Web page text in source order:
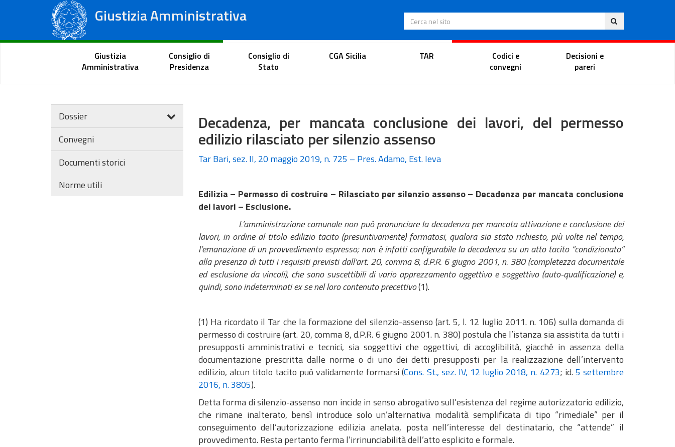
Giustizia Amministrativa
Tribunali Amministrativi Regionali
Ita
Cerca nel sito
Portale del cittadino Portale dell'avvocato Portale del magistrato
Giustizia
Amministrativa
Consiglio di
Presidenza
Consiglio di
Stato
CGA Sicilia TAR
Codici e
convegni
Decisioni e
pareri
Dossier
Convegni
Documenti storici
Norme utili
Decadenza, per mancata conclusione dei lavori, del permesso
edilizio rilasciato per silenzio assenso
Tar Bari, sez. II, 20 maggio 2019, n. 725 – Pres. Adamo, Est. Ieva
Edilizia – Permesso di costruire – Rilasciato per silenzio assenso – Decadenza per mancata conclusione
dei lavori – Esclusione.
L’amministrazione comunale non può pronunciare la decadenza per mancata attivazione e conclusione dei
lavori, in ordine al titolo edilizio tacito (presuntivamente) formatosi, qualora sia stato richiesto, più volte nel tempo,
l’emanazione di un provvedimento espresso; non è infatti configurabile la decadenza su un atto tacito “condizionato”
alla presenza di tutti i requisiti previsti dall’art. 20, comma 8, d.P.R. 6 giugno 2001, n. 380 (completezza documentale
ed esclusione da vincoli), che sono suscettibili di vario apprezzamento oggettivo e soggettivo (auto-qualificazione) e,
quindi, sono indeterminati ex se nel loro contenuto precettivo(1).
(1) Ha ricordato il Tar che la formazione del silenzio-assenso (art. 5, l. 12 luglio 2011. n. 106) sulla domanda di
permesso di costruire (art. 20, comma 8, d.P.R. 6 giugno 2001. n. 380) postula che l’istanza sia assistita da tutti i
presupposti amministrativi e tecnici, sia soggettivi che oggettivi, di accoglibilità, giacché in assenza della
documentazione prescritta dalle norme o di uno dei detti presupposti per la realizzazione dell’intervento
edilizio, alcun titolo tacito può validamente formarsi (Cons. St., sez. IV, 12 luglio 2018, n. 4273; id. 5 settembre
2016, n. 3805).
Detta forma di silenzio-assenso non incide in senso abrogativo sull’esistenza del regime autorizzatorio edilizio,
che rimane inalterato, bensì introduce solo un’alternativa modalità semplificata di tipo “rimediale” per il
conseguimento dell’autorizzazione edilizia anelata, posta nell’interesse del destinatario, che “attende” il
provvedimento. Resta pertanto ferma l’irrinunciabilità dell’atto esplicito e formale.